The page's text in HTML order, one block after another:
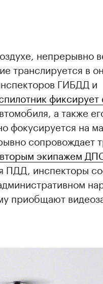
непрерывно
транслируется в
ГИБДД и
фиксирует
а также
фокусируется на
сопровождает
экипажем
ПДД, инспекторы
приобщают